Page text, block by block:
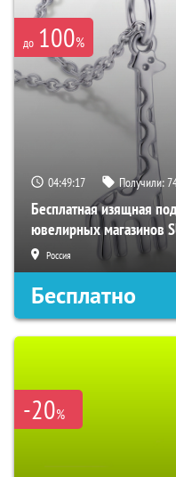
до 100%
04:49:16 Получили:
Бесплатная изящная
ювелирных магазинов
Россия
Бесплатно
-20%